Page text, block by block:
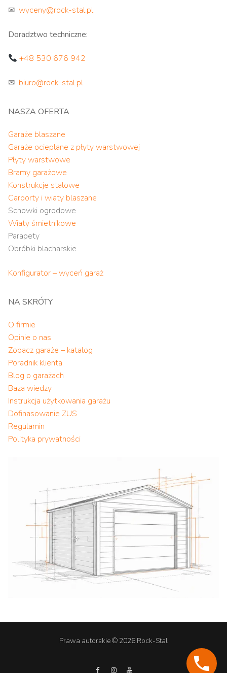
✉ wyceny@rock-stal.pl
Doradztwo techniczne:
+48 530 676 942
✉ biuro@rock-stal.pl
NASZA OFERTA
Garaże blaszane
Garaże ocieplane z płyty warstwowej
Płyty warstwowe
Bramy garażowe
Konstrukcje stalowe
Carporty i wiaty blaszane
Schowki ogrodowe
Wiaty śmietnikowe
Parapety
Obróbki blacharskie
Konfigurator – wyceń garaż
NA SKRÓTY
O firmie
Opinie o nas
Zobacz garaże – katalog
Poradnik klienta
Blog o garażach
Baza wiedzy
Instrukcja użytkowania garażu
Dofinasowanie ZUS
Regulamin
Polityka prywatności
Prawa autorskie © 2026 Rock-Stal